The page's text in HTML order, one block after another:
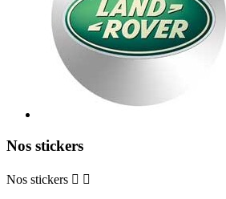
Nos stickers
Nos stickers  